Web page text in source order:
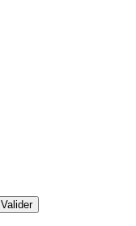
Valider